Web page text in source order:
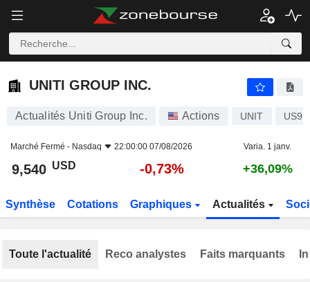
UNITI GROUP INC.
UNITI GROUP INC.
Actualités Uniti Group Inc. Actions UNIT
Marché Fermé - Nasdaq 22:00:00 07/08/2026 Varia. 1 janv.
9,540 USD -0,73% +36,09%
Synthèse Cotations Graphiques Actualités
Toute l'actualité Reco analystes Faits marquants